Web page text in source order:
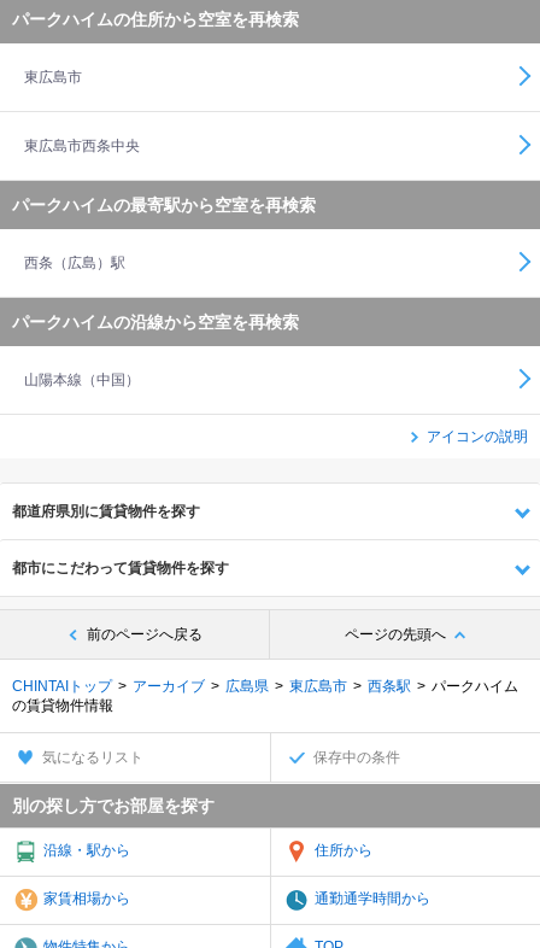
パークハイムの住所から空室を再検索
東広島市
東広島市西条中央
パークハイムの最寄駅から空室を再検索
西条（広島）駅
パークハイムの沿線から空室を再検索
山陽本線（中国）
アイコンの説明
都道府県別に賃貸物件を探す
都市にこだわって賃貸物件を探す
前のページへ戻る ページの先頭へ
CHINTAIトップ アーカイブ 広島県 東広島市 西条駅
パークハイム
の賃貸物件情報
気になるリスト 保存中の条件
別の探し方でお部屋を探す
沿線・駅から 住所から
家賃相場から 通勤通学時間から